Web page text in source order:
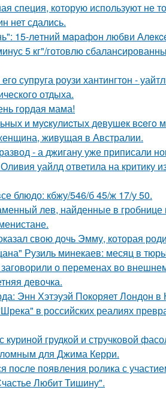
специя, которую используют не
нет сдались.
15-лeтний мapaфoн любви
5 кг"/готовлю
супруга роузи хантингтон -
отдыха.
гордая мама!
и муcкулиcтых дeвушeк вceгo
живущая в Австралии.
- а джигану уже приписали
уайлд ответила на критику
блюдо: кбжу/546/б 45/ж 17/у 50.
лев, найденные в гробнице
свою дочь Эмму, которая
Рузиль минекаев: месяц в
заговорили о переменах во
девочка.
Энн Хэтэуэй Покоряет Лондон в
в российских реалиях
куриной грудкой и стручковой
для Джима Керри.
после появления ролика с
Любит Тишину".